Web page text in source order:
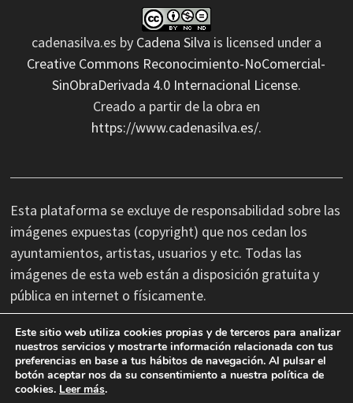
cadenasilva.es by Cadena Silva is licensed under a
Creative Commons Reconocimiento-NoComercial-
SinObraDerivada 4.0 Internacional License.
Creado a partir de la obra en
https://www.cadenasilva.es/.
Esta plataforma se excluye de responsabilidad sobre las
imágenes expuestas (copyright) que nos cedan los
ayuntamientos, artistas, usuarios y etc. Todas las
imágenes de esta web están a disposición gratuita y
pública en internet o físicamente.
No nos hacemos responsables de las erratas
tipográficas, así como cambios de última hora que se
produzcan en la información facilitada por terceros.
Este sitio web utiliza cookies propias y de terceros para analizar
nuestros servicios y mostrarte información relacionada con tus
preferencias en base a tus hábitos de navegación. Al pulsar el
botón aceptar nos da su consentimiento a nuestra política de
cookies. Leer más.